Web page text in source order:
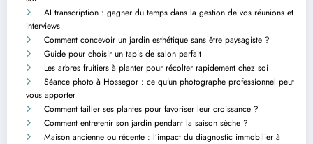
AI transcription : gagner du temps dans la gestion de vos réunions et
interviews
Comment concevoir un jardin esthétique sans être paysagiste ?
Guide pour choisir un tapis de salon parfait
Les arbres fruitiers à planter pour récolter rapidement chez soi
Séance photo à Hossegor : ce qu’un photographe professionnel peut
vous apporter
Comment tailler ses plantes pour favoriser leur croissance ?
Comment entretenir son jardin pendant la saison sèche ?
Maison ancienne ou récente : l’impact du diagnostic immobilier à